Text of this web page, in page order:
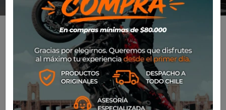
Productos Equipamiento Para el piloto
Antiparras
Más nuevos
Mostrando 1-24 de 57 artículo(s)